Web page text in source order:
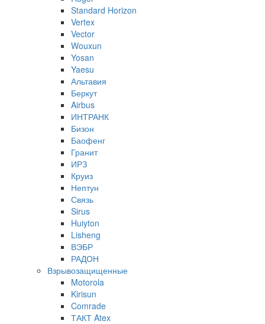
Standard Horizon
Vertex
Vector
Wouxun
Yosan
Yaesu
Альтавия
Беркут
Airbus
ИНТРАНК
Бизон
Баофенг
Гранит
ИРЗ
Круиз
Нептун
Связь
Sirus
Huiyton
Lisheng
ВЭБР
РАДОН
Взрывозащищенные
Motorola
Kirisun
Comrade
ТАКТ Atex